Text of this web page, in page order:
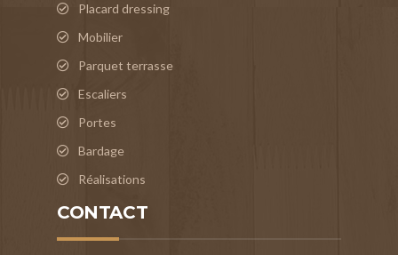
Placard dressing
Mobilier
Parquet terrasse
Escaliers
Portes
Bardage
Réalisations
CONTACT